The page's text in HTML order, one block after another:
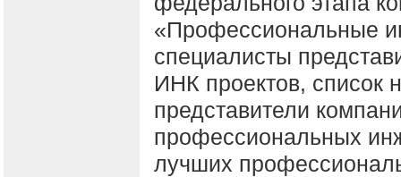
«Профессиональные
специалисты
ИНК проектов, список
представители
профессиональных
лучших